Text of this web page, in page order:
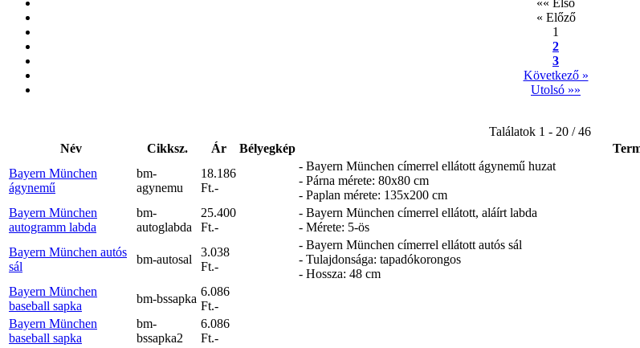
«« Első
« Előző
1
2
3
Következő »
Utolsó »»
Találatok 1 - 20 / 46
Név
Cikksz. Ár Bélyegkép
Bayern München
ágynemű
bm-
agynemu
18.186
Ft.-
- Bayern München címerrel ellátott ágynemű huzat
- Párna mérete: 80x80 cm
- Paplan mérete: 135x200 cm
Bayern München
autogramm labda
bm-
autoglabda
25.400
Ft.-
- Bayern München címerrel ellátott, aláírt labda
- Mérete: 5-ös
Bayern München autós
sál
bm-autosal
3.038
Ft.-
- Bayern München címerrel ellátott autós sál
- Tulajdonsága: tapadókorongos
- Hossza: 48 cm
Bayern München
baseball sapka
bm-bssapka
6.086
Ft.-
Bayern München
baseball sapka
bm-
bssapka2
6.086
Ft.-